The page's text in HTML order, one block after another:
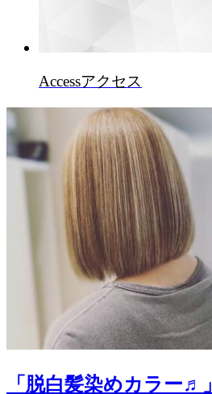
Accessアクセス
「脱白髪染めカラー♬」